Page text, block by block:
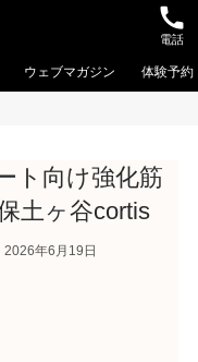
電話
ウェブマガジン 体験予約
ト向け強化筋
土ヶ谷cortis
2026年6月19日